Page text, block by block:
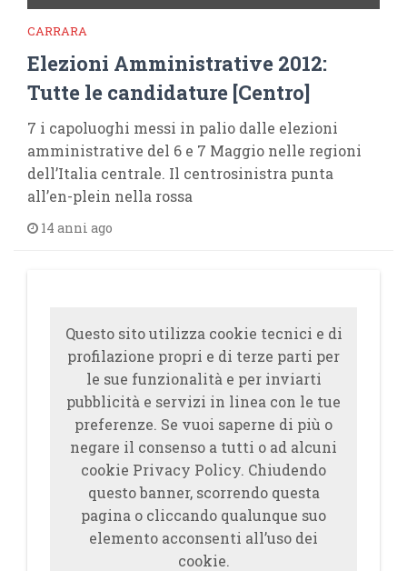
CARRARA
Elezioni Amministrative 2012:
Tutte le candidature [Centro]
7 i capoluoghi messi in palio dalle elezioni
amministrative del 6 e 7 Maggio nelle regioni
dell’Italia centrale. Il centrosinistra punta
all’en-plein nella rossa
14 anni ago
Questo sito utilizza cookie tecnici e di
profilazione propri e di terze parti per
le sue funzionalità e per inviarti
pubblicità e servizi in linea con le tue
preferenze. Se vuoi saperne di più o
negare il consenso a tutti o ad alcuni
cookie Privacy Policy. Chiudendo
questo banner, scorrendo questa
pagina o cliccando qualunque suo
elemento acconsenti all’uso dei
cookie.